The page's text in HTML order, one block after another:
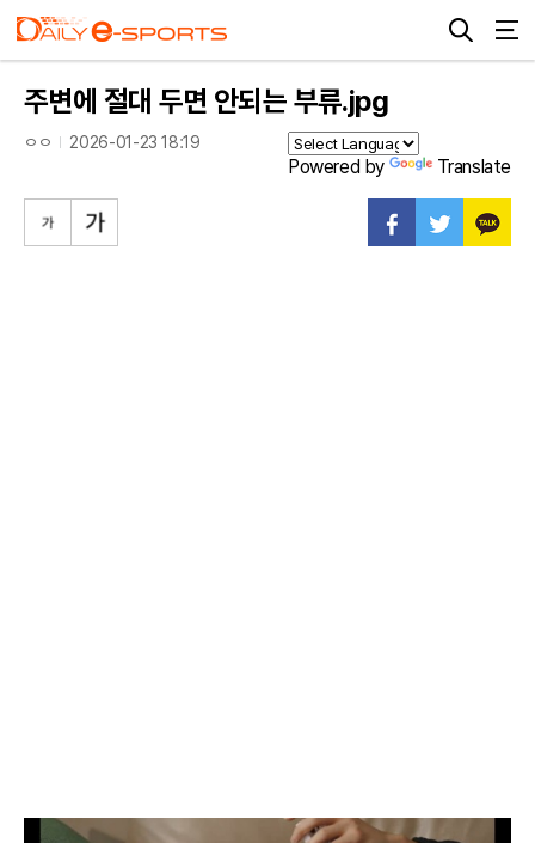
주변에 절대 두면 안되는 부류.jpg
ㅇㅇ 2026-01-23 18:19
Powered by Translate